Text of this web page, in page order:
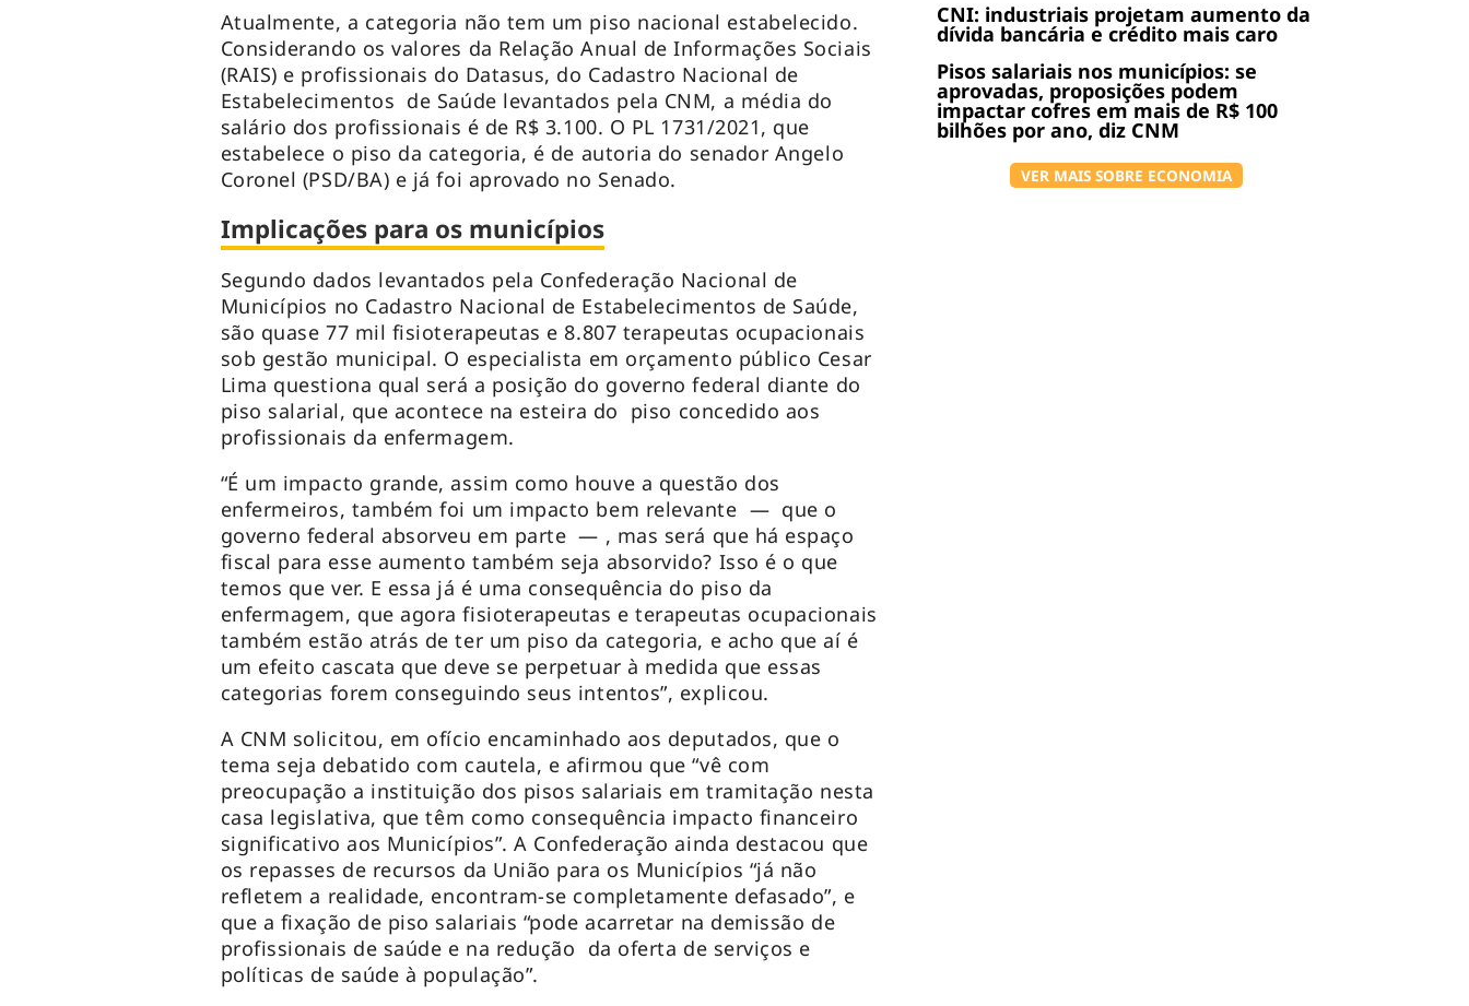
CNI: industriais projetam aumento da
dívida bancária e crédito mais caro
Pisos salariais nos municípios: se
aprovadas, proposições podem
impactar cofres em mais de R$ 100
bilhões por ano, diz CNM
VER MAIS SOBRE ECONOMIA
Atualmente, a categoria não tem um piso nacional estabelecido.
Considerando os valores da Relação Anual de Informações Sociais
(RAIS) e profissionais do Datasus, do Cadastro Nacional de
Estabelecimentos de Saúde levantados pela CNM, a média do
salário dos profissionais é de R$ 3.100. O PL 1731/2021, que
estabelece o piso da categoria, é de autoria do senador Angelo
Coronel (PSD/BA) e já foi aprovado no Senado.
Implicações para os municípios
Segundo dados levantados pela Confederação Nacional de
Municípios no Cadastro Nacional de Estabelecimentos de Saúde,
são quase 77 mil fisioterapeutas e 8.807 terapeutas ocupacionais
sob gestão municipal. O especialista em orçamento público Cesar
Lima questiona qual será a posição do governo federal diante do
piso salarial, que acontece na esteira do piso concedido aos
profissionais da enfermagem.
“É um impacto grande, assim como houve a questão dos
enfermeiros, também foi um impacto bem relevante — que o
governo federal absorveu em parte — , mas será que há espaço
fiscal para esse aumento também seja absorvido? Isso é o que
temos que ver. E essa já é uma consequência do piso da
enfermagem, que agora fisioterapeutas e terapeutas ocupacionais
também estão atrás de ter um piso da categoria, e acho que aí é
um efeito cascata que deve se perpetuar à medida que essas
categorias forem conseguindo seus intentos”, explicou.
A CNM solicitou, em ofício encaminhado aos deputados, que o
tema seja debatido com cautela, e afirmou que “vê com
preocupação a instituição dos pisos salariais em tramitação nesta
casa legislativa, que têm como consequência impacto financeiro
significativo aos Municípios”. A Confederação ainda destacou que
os repasses de recursos da União para os Municípios “já não
refletem a realidade, encontram-se completamente defasado”, e
que a fixação de piso salariais “pode acarretar na demissão de
profissionais de saúde e na redução da oferta de serviços e
políticas de saúde à população”.